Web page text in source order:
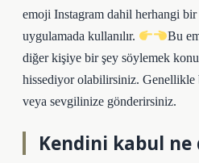
emoji Instagram dahil herhangi bir
uygulamada kullanılır.
Bu
diğer kişiye bir şey söylemek
hissediyor olabilirsiniz. Genellikle
veya sevgilinize gönderirsiniz.
Kendini kabul ne